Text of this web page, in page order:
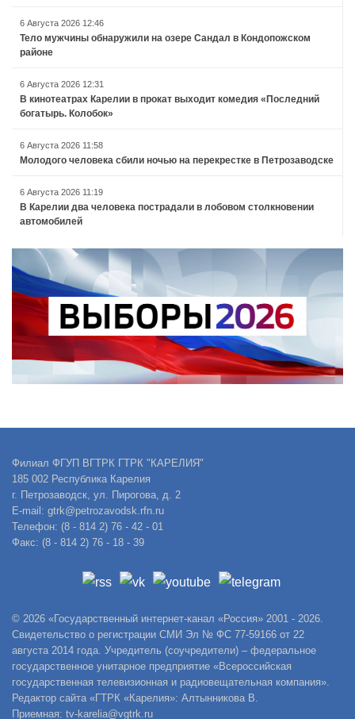
6 Августа 2026 12:46
Тело мужчины обнаружили на озере Сандал в Кондопожском
районе
6 Августа 2026 12:31
В кинотеатрах Карелии в прокат выходит комедия «Последний
богатырь. Колобок»
6 Августа 2026 11:58
Молодого человека сбили ночью на перекрестке в Петрозаводске
6 Августа 2026 11:19
В Карелии два человека пострадали в лобовом столкновении
автомобилей
Филиал ФГУП ВГТРК ГТРК "КАРЕЛИЯ"
185 002 Республика Карелия
г. Петрозаводск, ул. Пирогова, д. 2
E-mail: gtrk@petrozavodsk.rfn.ru
Телефон: (8 - 814 2) 76 - 42 - 01
Факс: (8 - 814 2) 76 - 18 - 39
© 2026 «Государственный интернет-канал «Россия» 2001 - 2026.
Свидетельство о регистрации СМИ Эл № ФС 77-59166 от 22
августа 2014 года. Учредитель (соучредители) – федеральное
государственное унитарное предприятие «Всероссийская
государственная телевизионная и радиовещательная компания».
Редактор сайта «ГТРК «Карелия»: Алтынникова В.
Приемная: tv-karelia@vgtrk.ru